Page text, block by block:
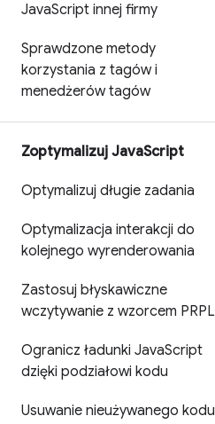
JavaScript innej firmy
Sprawdzone metody
korzystania z tagów i
menedżerów tagów
Zoptymalizuj JavaScript
Optymalizuj długie zadania
Optymalizacja interakcji do
kolejnego wyrenderowania
Zastosuj błyskawiczne
wczytywanie z wzorcem PRPL
Ogranicz ładunki JavaScript
dzięki podziałowi kodu
Usuwanie nieużywanego kodu